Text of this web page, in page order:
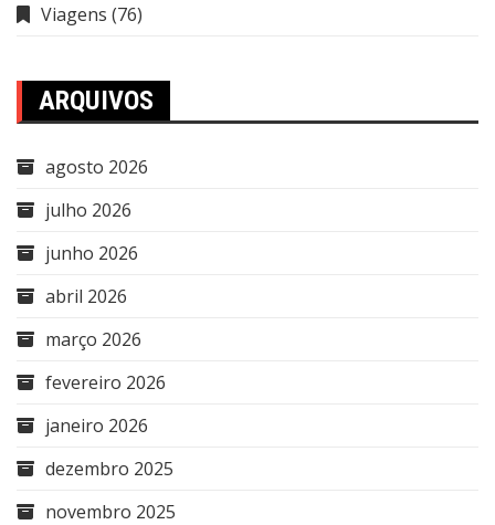
Viagens (76)
ARQUIVOS
agosto 2026
julho 2026
junho 2026
abril 2026
março 2026
fevereiro 2026
janeiro 2026
dezembro 2025
novembro 2025